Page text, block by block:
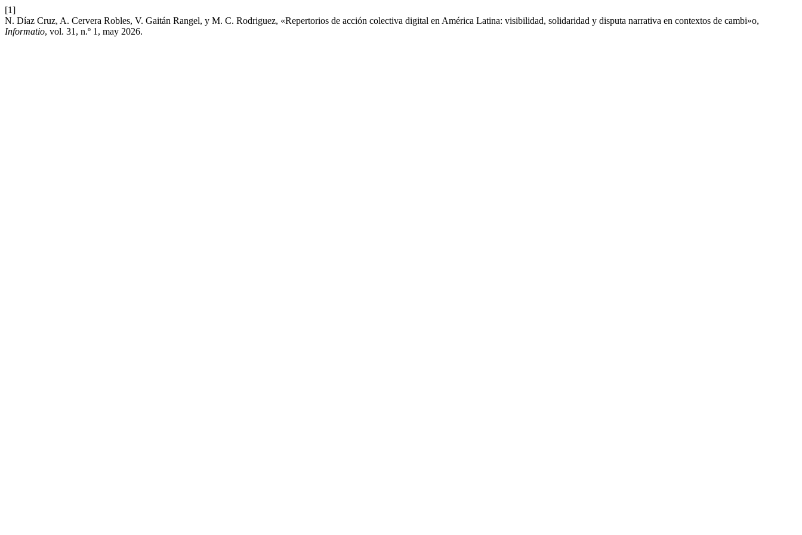
[1]
N. Díaz Cruz, A. Cervera Robles, V. Gaitán Rangel, y M. C. Rodriguez, «Repertorios de acción colectiva digital en América Latina: visibilidad, solidaridad y disputa narrativa en contextos de cambi»o,
Informatio, vol. 31, n.º 1, may 2026.